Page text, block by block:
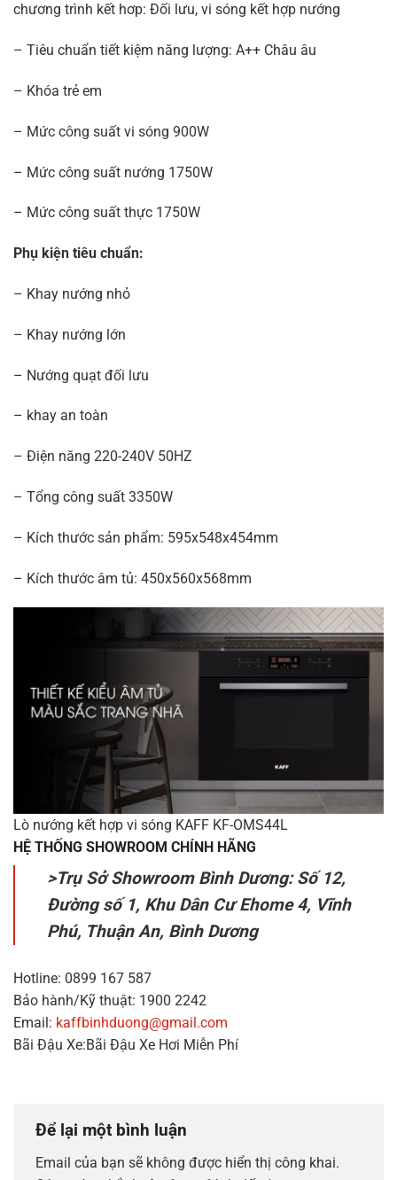
chương trình kết hơp: Đối lưu, vi sóng kết hợp nướng
– Tiêu chuẩn tiết kiệm năng lượng: A++ Châu âu
– Khóa trẻ em
– Mức công suất vi sóng 900W
– Mức công suất nướng 1750W
– Mức công suất thực 1750W
Phụ kiện tiêu chuẩn:
– Khay nướng nhỏ
– Khay nướng lớn
– Nướng quạt đối lưu
– khay an toàn
– Điện năng 220-240V 50HZ
– Tổng công suất 3350W
– Kích thước sản phẩm: 595x548x454mm
– Kích thước âm tủ: 450x560x568mm
Lò nướng kết hợp vi sóng KAFF KF-OMS44L
HỆ THỐNG SHOWROOM CHÍNH HÃNG
>Trụ Sở Showroom Bình Dương: Số 12,
Đường số 1, Khu Dân Cư Ehome 4, Vĩnh
Phú, Thuận An, Bình Dương
Hotline: 0899 167 587
Bảo hành/Kỹ thuật: 1900 2242
Email: kaffbinhduong@gmail.com
Bãi Đậu Xe:Bãi Đậu Xe Hơi Miễn Phí
Để lại một bình luận
Email của bạn sẽ không được hiển thị công khai.